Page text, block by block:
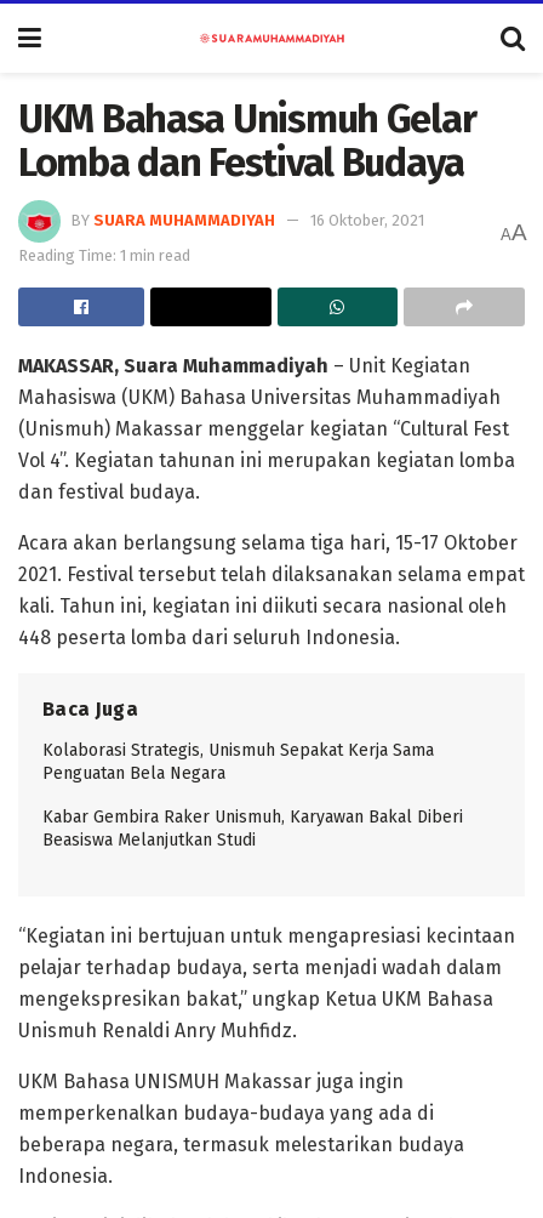
UKM Bahasa Unismuh Gelar
Lomba dan Festival Budaya
BY SUARA MUHAMMADIYAH
16 Oktober, 2021
Reading Time: 1 min read
AA
MAKASSAR, Suara Muhammadiyah – Unit Kegiatan
Mahasiswa (UKM) Bahasa Universitas Muhammadiyah
(Unismuh) Makassar menggelar kegiatan “Cultural Fest
Vol 4”. Kegiatan tahunan ini merupakan kegiatan lomba
dan festival budaya.
Acara akan berlangsung selama tiga hari, 15-17 Oktober
2021. Festival tersebut telah dilaksanakan selama empat
kali. Tahun ini, kegiatan ini diikuti secara nasional oleh
448 peserta lomba dari seluruh Indonesia.
Baca Juga
Kolaborasi Strategis, Unismuh Sepakat Kerja Sama
Penguatan Bela Negara
Kabar Gembira Raker Unismuh, Karyawan Bakal Diberi
Beasiswa Melanjutkan Studi
“Kegiatan ini bertujuan untuk mengapresiasi kecintaan
pelajar terhadap budaya, serta menjadi wadah dalam
mengekspresikan bakat,” ungkap Ketua UKM Bahasa
Unismuh Renaldi Anry Muhfidz.
UKM Bahasa UNISMUH Makassar juga ingin
memperkenalkan budaya-budaya yang ada di
beberapa negara, termasuk melestarikan budaya
Indonesia.